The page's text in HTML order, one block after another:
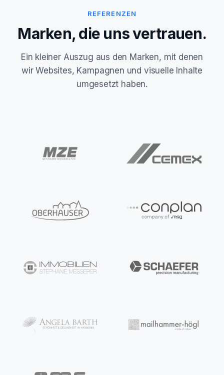
REFERENZEN
Marken, die uns vertrauen.
Ein kleiner Auszug aus den Marken, mit denen
wir Websites, Kampagnen und visuelle Inhalte
umgesetzt haben.